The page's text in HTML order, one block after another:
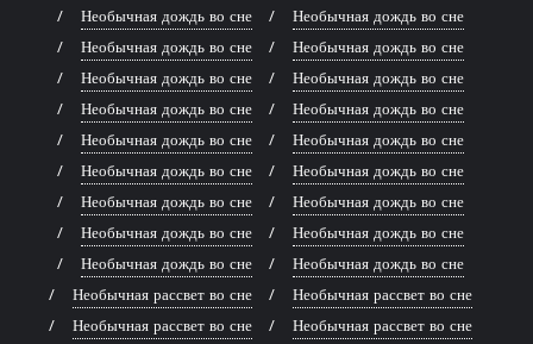
Необычная дождь во сне
Необычная дождь во сне
Необычная дождь во сне
Необычная дождь во сне
Необычная дождь во сне
Необычная дождь во сне
Необычная дождь во сне
Необычная дождь во сне
Необычная дождь во сне
Необычная дождь во сне
Необычная дождь во сне
Необычная дождь во сне
Необычная дождь во сне
Необычная дождь во сне
Необычная дождь во сне
Необычная дождь во сне
Необычная дождь во сне
Необычная дождь во сне
Необычная рассвет во сне
Необычная рассвет во сне
Необычная рассвет во сне
Необычная рассвет во сне